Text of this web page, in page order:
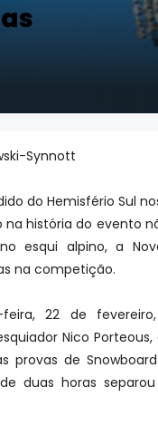
Synnott
do Hemisfério Sul
história do evento
esqui alpino, a
na competição.
22 de fevereiro,
Nico
provas de Snowboard
duas horas